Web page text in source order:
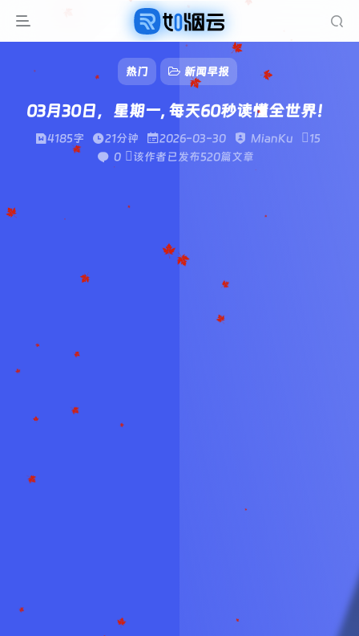
热门 新闻早报
03月30日，星期一, 每天60秒读懂全世界！
4185字 21分钟 2026-03-30 MianKu
15
0
该作者已发布520篇文章